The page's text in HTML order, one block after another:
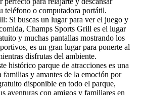
teléfono o computadora portátil.
Si buscas un lugar para ver el juego y
Champs Sports Grill es el lugar
y muchas pantallas mostrando los
es un gran lugar para ponerte al
disfrutas del ambiente.
histórico parque de atracciones es una
familias y amantes de la emoción por
disponible en todo el parque,
aventuras con amigos y familiares en